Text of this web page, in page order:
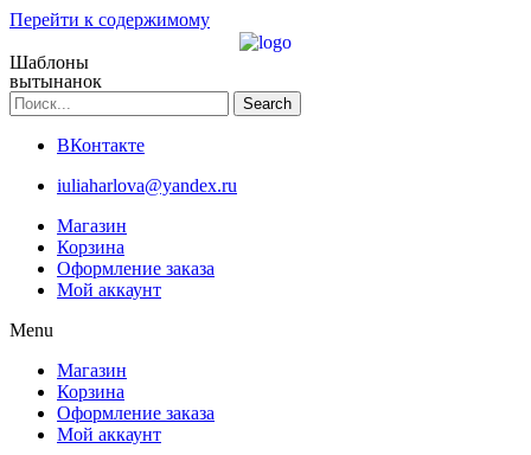
Перейти к содержимому
Шаблоны
вытынанок
Search
ВКонтакте
iuliaharlova@yandex.ru
Магазин
Корзина
Оформление заказа
Мой аккаунт
Menu
Магазин
Корзина
Оформление заказа
Мой аккаунт